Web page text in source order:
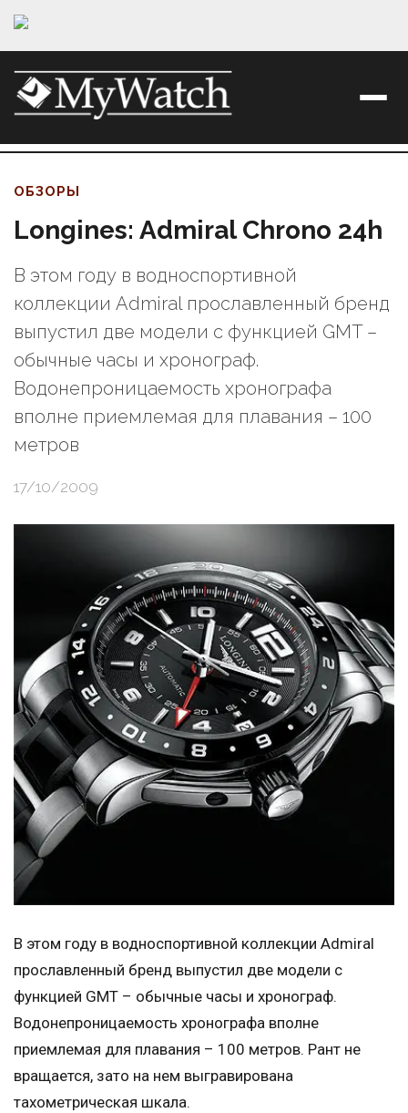
ОБЗОРЫ
Longines: Admiral Chrono 24h
В этом году в водноспортивной
коллекции Admiral прославленный бренд
выпустил две модели с функцией GMT –
обычные часы и хронограф.
Водонепроницаемость хронографа
вполне приемлемая для плавания – 100
метров
17/10/2009
В этом году в водноспортивной коллекции Admiral
прославленный бренд выпустил две модели с
функцией GMT – обычные часы и хронограф.
Водонепроницаемость хронографа вполне
приемлемая для плавания – 100 метров. Рант не
вращается, зато на нем выгравирована
тахометрическая шкала.